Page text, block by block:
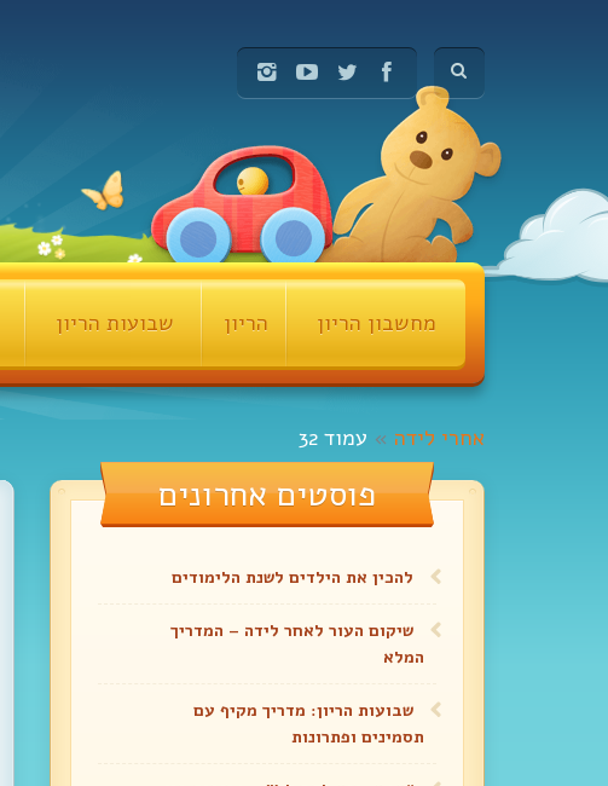
מחשבון הריון הריון שבועות הריון
אחרי לידה » עמוד 32
פוסטים אחרונים
להכין את הילדים לשנת הלימודים
שיקום העור לאחר לידה – המדריך
המלא
שבועות הריון: מדריך מקיף עם
תסמינים ופתרונות